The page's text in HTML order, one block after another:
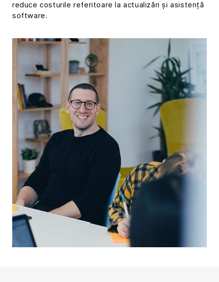
reduce costurile referitoare la actualizări și asistență
software.